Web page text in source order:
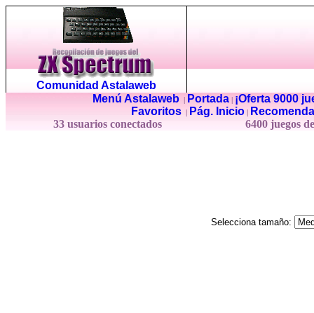
Comunidad Astalaweb
Menú Astalaweb| Portada|
¡Oferta 9000
Favoritos
Pág. Inicio
33 usuarios conectados
6400 juegos
Selecciona tamaño: